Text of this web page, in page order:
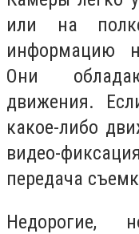
или на
информацию
Они
движения.
какое-либо
видео-
передача
Недорогие,